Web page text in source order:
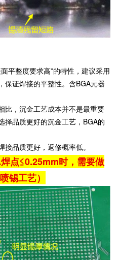
平整度要求高”的特性，建议采用
保证焊接的平整性。含BGA元器
比，沉金工艺成本并不是最重要
择品质更好的沉金工艺，BGA的
品质更好，返修概率低。
点≤0.25mm时，需要做
锡工艺）